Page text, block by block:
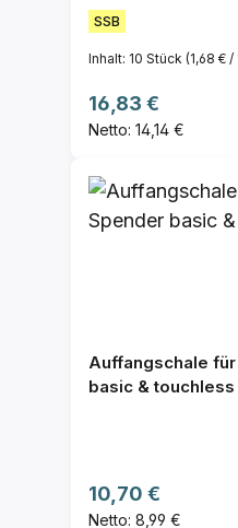
SSB
Inhalt: 10 Stück (1,68 € /
Regulärer Preis:
16,83 €
Netto: 14,14 €
Auffangschale
basic & touchless
Regulärer Preis:
10,70 €
Netto: 8,99 €